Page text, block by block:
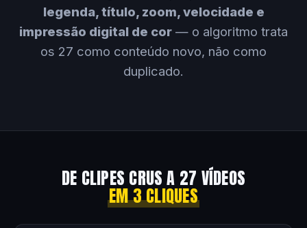
legenda, título, zoom, velocidade e
impressão digital de cor — o algoritmo trata
os 27 como conteúdo novo, não como
duplicado.
DE CLIPES CRUS A 27 VÍDEOS
EM 3 CLIQUES